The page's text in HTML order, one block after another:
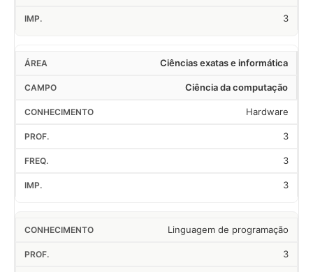
3
Ciências exatas e informática
Ciência da computação
Hardware
3
3
3
Linguagem de programação
3